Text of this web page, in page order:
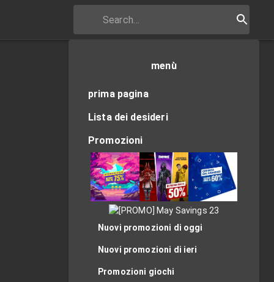
menù
prima pagina
Lista dei desideri
Promozioni
Nuovi promozioni di oggi
Nuovi promozioni di ieri
Promozioni giochi